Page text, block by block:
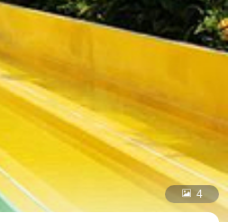
 4